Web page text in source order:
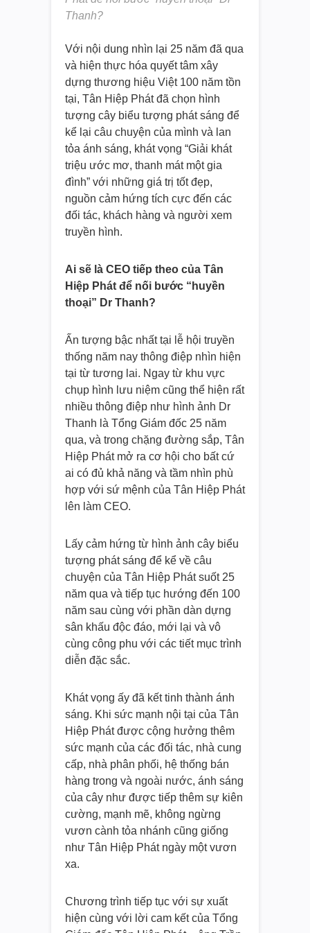
Thanh?
Với nội dung nhìn lại 25 năm đã qua
và hiện thực hóa quyết tâm xây
dựng thương hiệu Việt 100 năm tồn
tại, Tân Hiệp Phát đã chọn hình
tượng cây biểu tượng phát sáng để
kể lại câu chuyện của mình và lan
tỏa ánh sáng, khát vọng “Giải khát
triệu ước mơ, thanh mát một gia
đình” với những giá trị tốt đẹp,
nguồn cảm hứng tích cực đến các
đối tác, khách hàng và người xem
truyền hình.
Ai sẽ là CEO tiếp theo của Tân
Hiệp Phát để nối bước “huyền
thoại” Dr Thanh?
Ấn tượng bậc nhất tại lễ hội truyền
thống năm nay thông điệp nhìn hiện
tại từ tương lai. Ngay từ khu vực
chụp hình lưu niệm cũng thể hiện rất
nhiều thông điệp như hình ảnh Dr
Thanh là Tổng Giám đốc 25 năm
qua, và trong chặng đường sắp, Tân
Hiệp Phát mở ra cơ hội cho bất cứ
ai có đủ khả năng và tầm nhìn phù
hợp với sứ mệnh của Tân Hiệp Phát
lên làm CEO.
Lấy cảm hứng từ hình ảnh cây biểu
tượng phát sáng để kể về câu
chuyện của Tân Hiệp Phát suốt 25
năm qua và tiếp tục hướng đến 100
năm sau cùng với phần dàn dựng
sân khấu độc đáo, mới lại và vô
cùng công phu với các tiết mục trình
diễn đặc sắc.
Khát vọng ấy đã kết tinh thành ánh
sáng. Khi sức mạnh nội tại của Tân
Hiệp Phát được cộng hưởng thêm
sức mạnh của các đối tác, nhà cung
cấp, nhà phân phối, hệ thống bán
hàng trong và ngoài nước, ánh sáng
của cây như được tiếp thêm sự kiên
cường, mạnh mẽ, không ngừng
vươn cành tỏa nhánh cũng giống
như Tân Hiệp Phát ngày một vươn
xa.
Chương trình tiếp tục với sự xuất
hiện cùng với lời cam kết của Tổng